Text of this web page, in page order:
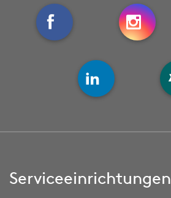
Serviceeinrichtungen